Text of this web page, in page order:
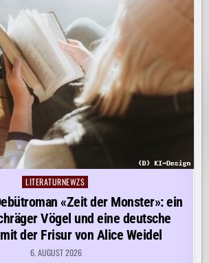
Posted
in
LITERATURNEWZS
«Zeit der Monster»: ein
Vögel und eine deutsche
der Frisur von Alice Weidel
6. AUGUST 2026